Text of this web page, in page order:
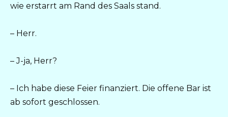
wie erstarrt am Rand des Saals stand.
– Herr.
– J-ja, Herr?
– Ich habe diese Feier finanziert. Die offene Bar ist
ab sofort geschlossen.